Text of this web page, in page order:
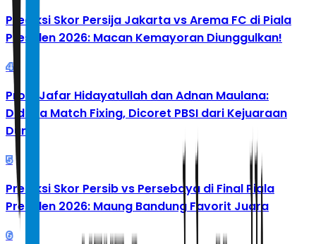
Prediksi Skor Persija Jakarta vs Arema FC di Piala
Presiden 2026: Macan Kemayoran Diunggulkan!
4
Profil Jafar Hidayatullah dan Adnan Maulana:
Diduga Match Fixing, Dicoret PBSI dari Kejuaraan
Dunia
5
Prediksi Skor Persib vs Persebaya di Final Piala
Presiden 2026: Maung Bandung Favorit Juara
6